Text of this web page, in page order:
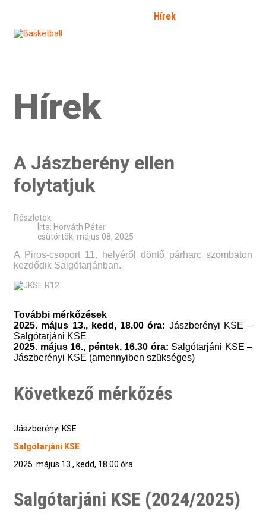
Hírek
Hírek
A Jászberény ellen
folytatjuk
Részletek
Írta: Horváth Péter
csütörtök, május 08, 2025
A Piros-csoport 11. helyéről döntő párharc szombaton
kezdődik Salgótarjánban.
További mérkőzések
2025. május 13., kedd, 18.00 óra: Jászberényi KSE –
Salgótarjáni KSE
2025. május 16., péntek, 16.30 óra: Salgótarjáni KSE –
Jászberényi KSE (amennyiben szükséges)
Következő mérkőzés
Jászberényi KSE
Salgótarjáni KSE
2025. május 13., kedd, 18.00 óra
Salgótarjáni KSE (2024/2025)